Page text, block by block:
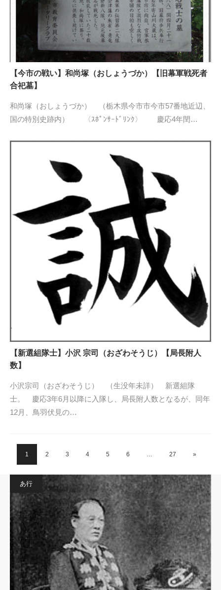
【今市の戦い】和尚塚（おしょうづか）【旧幕軍戦死者
合祀墓】
和尚塚（おしょうづか） （栃木県今市市今市57番地近辺、
国の特別史跡内） 〈ｽﾎﾟﾝｻｰﾄﾞﾘﾝｸ〉 慶応4年閏…
【新選組隊士】小沢 宗司（おざわそうじ）【局長附人
数】
小沢宗司（おざわそうじ） （生没年未詳） 新選組隊
士。 慶応3年6月以降に入隊し、局長附人数となるが、同年
12月、鳥羽伏見の…
1 2 3 4 5 6 27 »
あ行